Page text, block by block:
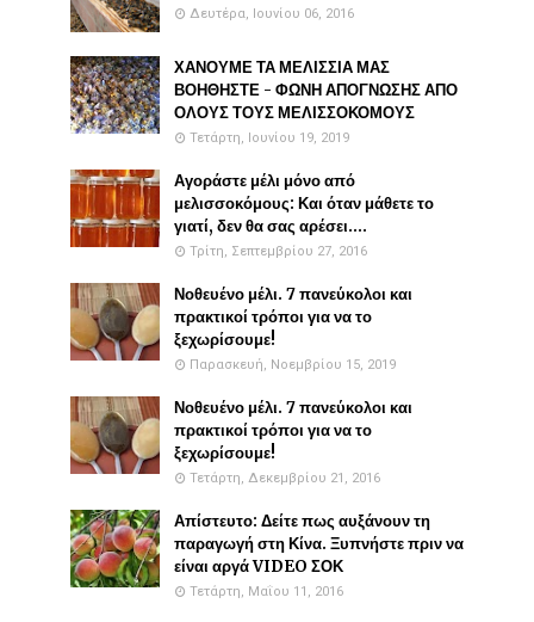
Δευτέρα, Ιουνίου 06, 2016
ΧΑΝΟΥΜΕ ΤΑ ΜΕΛΙΣΣΙΑ ΜΑΣ
ΒΟΗΘΗΣΤΕ - ΦΩΝΗ ΑΠΟΓΝΩΣΗΣ ΑΠΟ
ΟΛΟΥΣ ΤΟΥΣ ΜΕΛΙΣΣΟΚΟΜΟΥΣ
Τετάρτη, Ιουνίου 19, 2019
Αγοράστε μέλι μόνο από
μελισσοκόμους: Και όταν μάθετε το
γιατί, δεν θα σας αρέσει....
Τρίτη, Σεπτεμβρίου 27, 2016
Νοθευένο μέλι. 7 πανεύκολοι και
πρακτικοί τρόποι για να το
ξεχωρίσουμε!
Παρασκευή, Νοεμβρίου 15, 2019
Νοθευένο μέλι. 7 πανεύκολοι και
πρακτικοί τρόποι για να το
ξεχωρίσουμε!
Τετάρτη, Δεκεμβρίου 21, 2016
Απίστευτο: Δείτε πως αυξάνουν τη
παραγωγή στη Κίνα. Ξυπνήστε πριν να
είναι αργά VIDEO ΣΟΚ
Τετάρτη, Μαΐου 11, 2016